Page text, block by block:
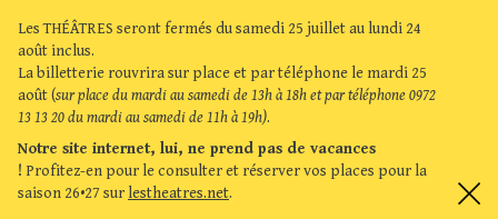
Les THÉÂTRES seront fermés du samedi 25 juillet au lundi 24
août inclus.
La billetterie rouvrira sur place et par téléphone le mardi 25
août (sur place du mardi au samedi de 13h à 18h et par téléphone 0972
13 13 20 du mardi au samedi de 11h à 19h).
Notre site internet, lui, ne prend pas de vacances
! Profitez-en pour le consulter et réserver vos places pour la
saison 26•27 sur lestheatres.net.